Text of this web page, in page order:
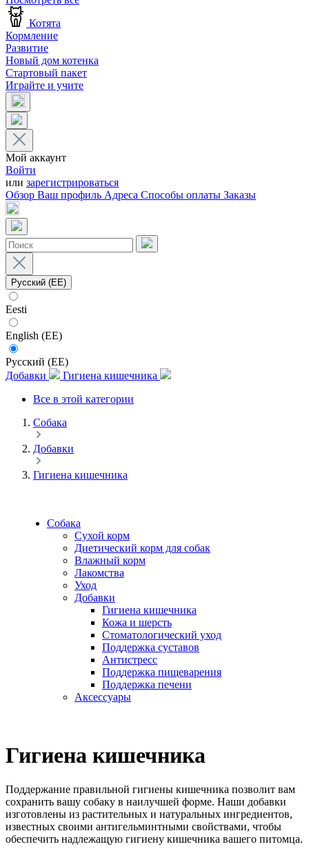
Котята
Кормление
Развитие
Новый дом котенка
Стартовый пакет
Играйте и учите
Мой аккаунт
Войти
или зарегистрироваться
Обзор Ваш профиль Адреса Способы оплаты Заказы
Русский (EE)
Eesti
English (EE)
Русский (EE)
Добавки
Гигиена кишечника
Все в этой категории
Собака
Добавки
Гигиена кишечника
Собака
Сухой корм
Диетический корм для собак
Влажный корм
Лакомства
Уход
Добавки
Гигиена кишечника
Кожа и шерсть
Cтоматологический уход
Поддержка суставов
Антистресс
Поддержка пищеварения
Поддержка печени
Аксессуары
Гигиена кишечника
Поддержание правильной гигиены кишечника позволит вам
сохранить вашу собаку в наилучшей форме. Наши добавки
изготовлены из растительных и натуральных ингредиентов,
известных своими антигельминтными свойствами, чтобы
обеспечить надлежащую гигиену кишечника вашего питомца.